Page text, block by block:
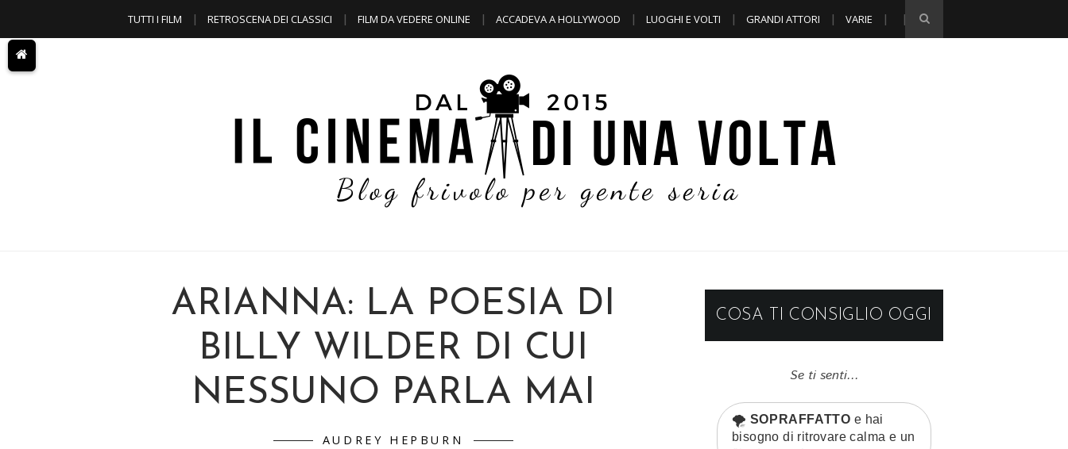
TUTTI I FILM RETROSCENA DEI CLASSICI FILM DA VEDERE ONLINE ACCADEVA A HOLLYWOOD LUOGHI E VOLTI GRANDI ATTORI VARIE
ARIANNA: LA POESIA DI
BILLY WILDER DI CUI
NESSUNO PARLA MAI
AUDREY HEPBURN
COSA TI CONSIGLIO OGGI
Se ti senti...
🌪️ SOPRAFFATTO e hai
bisogno di ritrovare calma e un